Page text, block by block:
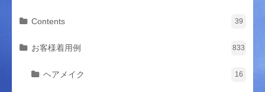
Contents 39
お客様着用例 833
ヘアメイク 16